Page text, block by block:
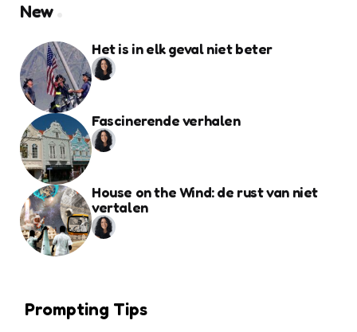
New
Het is in elk geval niet beter
Fascinerende verhalen
House on the Wind: de rust van niet
vertalen
Prompting Tips